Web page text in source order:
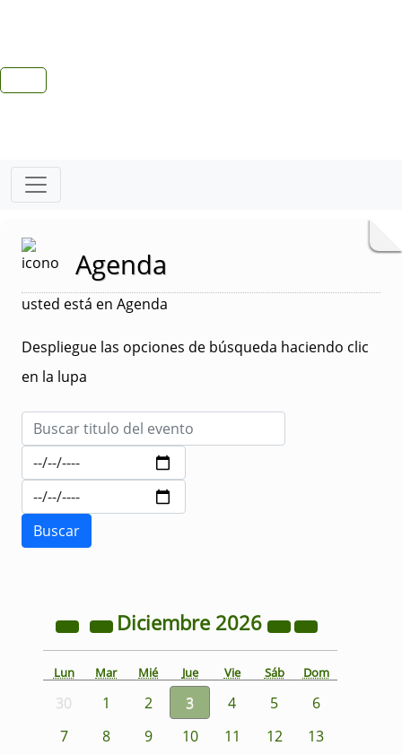
Agenda
usted está en Agenda
Despliegue las opciones de búsqueda haciendo clic
en la lupa
Diciembre 2026
Lun Mar Mié Jue Vie Sáb Dom
30 1 2 3 4 5
6
7
8 9 10 11 12
13